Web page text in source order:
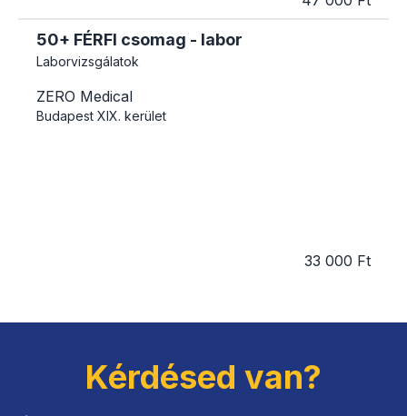
50+ FÉRFI csomag - labor
Laborvizsgálatok
ZERO Medical
Budapest XIX. kerület
33 000 Ft
Kérdésed van?